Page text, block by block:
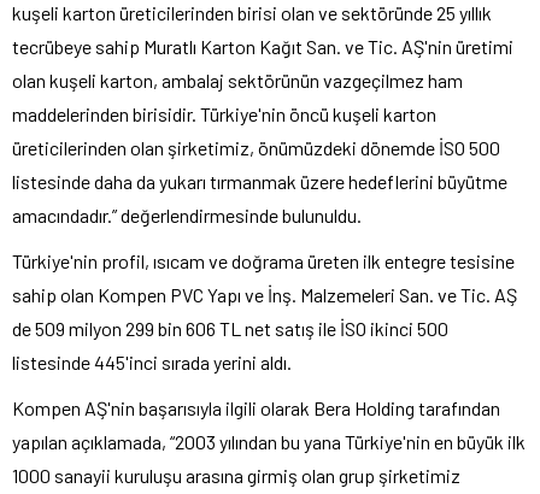
kuşeli karton üreticilerinden birisi olan ve sektöründe 25 yıllık
tecrübeye sahip Muratlı Karton Kağıt San. ve Tic. AŞ'nin üretimi
olan kuşeli karton, ambalaj sektörünün vazgeçilmez ham
maddelerinden birisidir. Türkiye'nin öncü kuşeli karton
üreticilerinden olan şirketimiz, önümüzdeki dönemde İSO 500
listesinde daha da yukarı tırmanmak üzere hedeflerini büyütme
amacındadır.” değerlendirmesinde bulunuldu.
Türkiye'nin profil, ısıcam ve doğrama üreten ilk entegre tesisine
sahip olan Kompen PVC Yapı ve İnş. Malzemeleri San. ve Tic. AŞ
de 509 milyon 299 bin 606 TL net satış ile İSO ikinci 500
listesinde 445'inci sırada yerini aldı.
Kompen AŞ'nin başarısıyla ilgili olarak Bera Holding tarafından
yapılan açıklamada, “2003 yılından bu yana Türkiye'nin en büyük ilk
1000 sanayii kuruluşu arasına girmiş olan grup şirketimiz